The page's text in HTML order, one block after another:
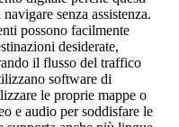
senza assistenza.
possono facilmente
desiderate,
il flusso del traffico
software di
le proprie mappe o
e audio per soddisfare le